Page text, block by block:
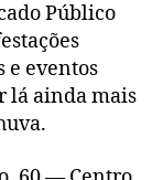
Público
e eventos
lá ainda mais